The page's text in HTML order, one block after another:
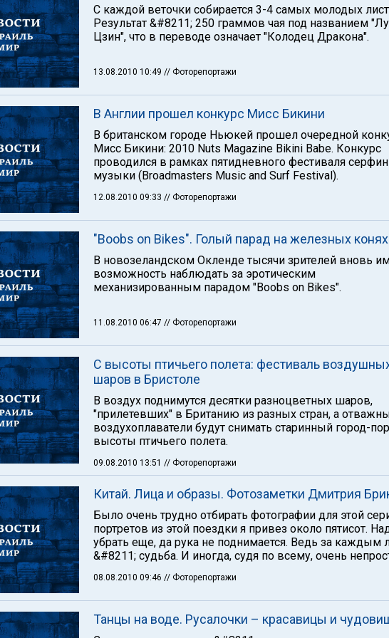
С каждой веточки собирается 3-4 самых молодых
Результат &#8211; 250 граммов чая под названием
Цзин", что в переводе означает "Колодец Дракона".
13.08.2010 10:49 // Фоторепортажи
В Англии прошел конкурс Мисс Бикини
В британском городе Ньюкей прошел очередной
Мисс Бикини: 2010 Nuts Magazine Bikini Babe. Конкурс
проводился в рамках пятидневного фестиваля
музыки (Broadmasters Music and Surf Festival).
12.08.2010 09:33 // Фоторепортажи
"Boobs on Bikes". Голый парад на железных конях
В новозеландском Окленде тысячи зрителей вновь
возможность наблюдать за эротическим
механизированным парадом "Boobs on Bikes".
11.08.2010 06:47 // Фоторепортажи
С высоты птичьего полета: фестиваль
шаров в Бристоле
В воздух поднимутся десятки разноцветных шаров,
"прилетевших" в Британию из разных стран, а
воздухоплаватели будут снимать старинный город-
высоты птичьего полета.
09.08.2010 13:51 // Фоторепортажи
Китай. Лица и образы. Фотозаметки Дмитрия
Было очень трудно отбирать фотографии для этой
портретов из этой поездки я привез около пятисот.
убрать еще, да рука не поднимается. Ведь за каждым
&#8211; судьба. И иногда, судя по всему, очень
08.08.2010 09:46 // Фоторепортажи
Танцы на воде. Русалочки – красавицы и